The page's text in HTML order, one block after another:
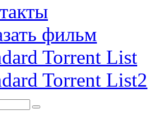
фильм
Torrent List
Torrent List2